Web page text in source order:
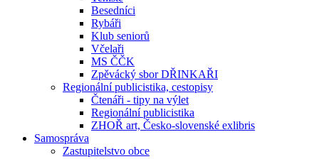
Besedníci
Rybáři
Klub seniorů
Včelaři
MS ČČK
Zpěvácký sbor DŘINKAŘI
Regionální publicistika, cestopisy
Čtenáři - tipy na výlet
Regionální publicistika
ZHOŘ art, Česko-slovenské exlibris
Samospráva
Zastupitelstvo obce